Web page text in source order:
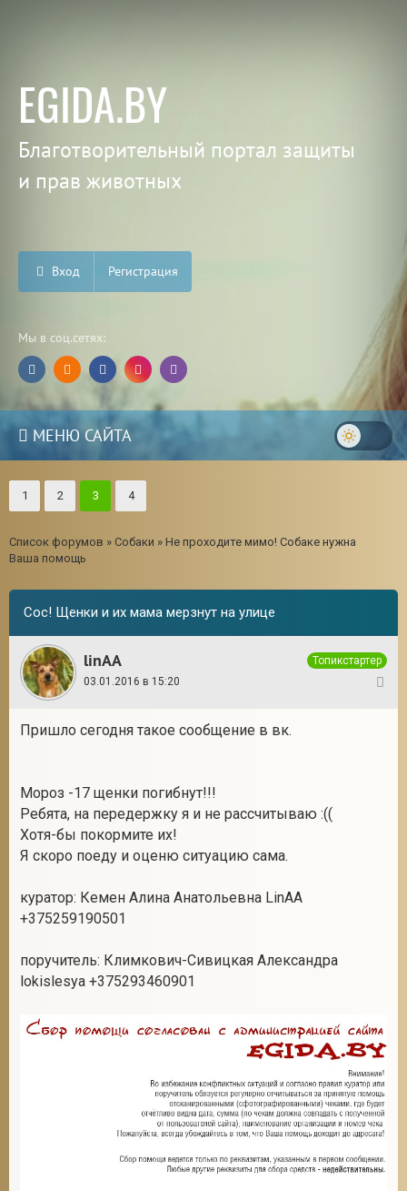
EGIDA.BY
Благотворительный портал защиты
и прав животных
Вход Регистрация
Мы в соц.сетях:
МЕНЮ САЙТА
1 2 3 4
Список форумов » Собаки » Не проходите мимо! Собаке нужна
Ваша помощь
Сос! Щенки и их мама мерзнут на улице
linAA
Топикстартер
03.01.2016 в 15:20
Пришло сегодня такое сообщение в вк.
Мороз -17 щенки погибнут!!!
Ребята, на передержку я и не рассчитываю :((
Хотя-бы покормите их!
Я скоро поеду и оценю ситуацию сама.
куратор: Кемен Алина Анатольевна LinAA
+375259190501
поручитель: Климкович-Сивицкая Александра
lokislesya +375293460901